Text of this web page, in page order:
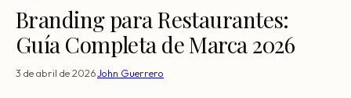
Dirección Gastronómica Outsourcing
Asesor Gastronómico
Ver todos los problemas →
Mi restaurante no es rentable
Mi restaurante pierde dinero
Diagnóstico
Productos
Branding para Restaurantes:
Guía Completa de Marca 2026
3 de abril de 2026John Guerrero